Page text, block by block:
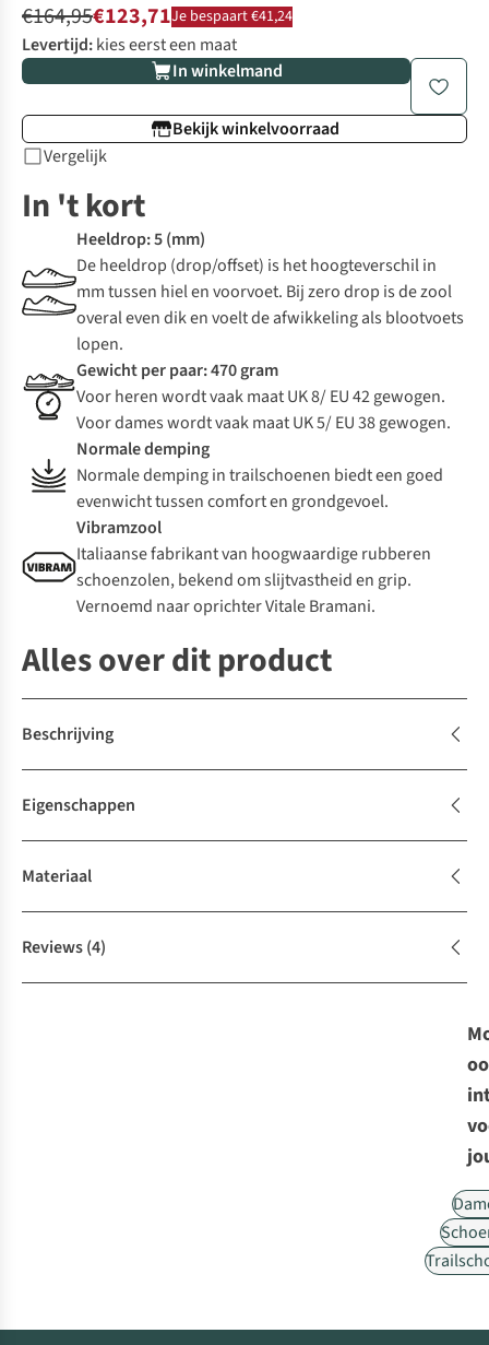
€164,95€123,71Je bespaart €41,24
Levertijd:kies eerst een maat
In winkelmand
Bekijk winkelvoorraad
Vergelijk
In 't kort
Heeldrop: 5 (mm)
De heeldrop (drop/offset) is het hoogteverschil in
mm tussen hiel en voorvoet. Bij zero drop is de zool
overal even dik en voelt de afwikkeling als blootvoets
lopen.
Gewicht per paar: 470 gram
Voor heren wordt vaak maat UK 8/ EU 42 gewogen.
Voor dames wordt vaak maat UK 5/ EU 38 gewogen.
Normale demping
Normale demping in trailschoenen biedt een goed
evenwicht tussen comfort en grondgevoel.
Vibramzool
Italiaanse fabrikant van hoogwaardige rubberen
schoenzolen, bekend om slijtvastheid en grip.
Vernoemd naar oprichter Vitale Bramani.
Alles over dit product
Beschrijving
Eigenschappen
Materiaal
Reviews(4)